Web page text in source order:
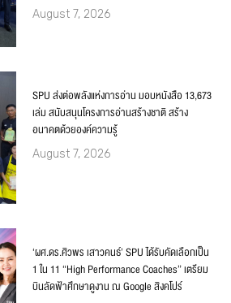
August 7, 2026
SPU ส่งต่อพลังแห่งการอ่าน มอบหนังสือ 13,673
เล่ม สนับสนุนโครงการอ่านสร้างชาติ สร้าง
อนาคตด้วยองค์ความรู้
August 7, 2026
‘ผศ.ดร.ศิวพร เสาวคนธ์’ SPU ได้รับคัดเลือกเป็น
1 ใน 11 “High Performance Coaches” เตรียม
บินลัดฟ้าศึกษาดูงาน ณ Google สิงคโปร์